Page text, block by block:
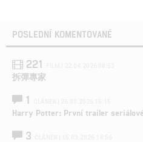
POSLEDNÍ KOMENTOVANÉ
221
拆彈專家
1
Harry Potter: První trailer
3